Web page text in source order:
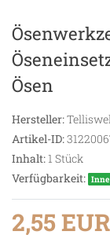
Ösen
Hersteller:
Artikel-ID:
Inhalt:1 Stück
Verfügbarkeit:
2,55 EUR